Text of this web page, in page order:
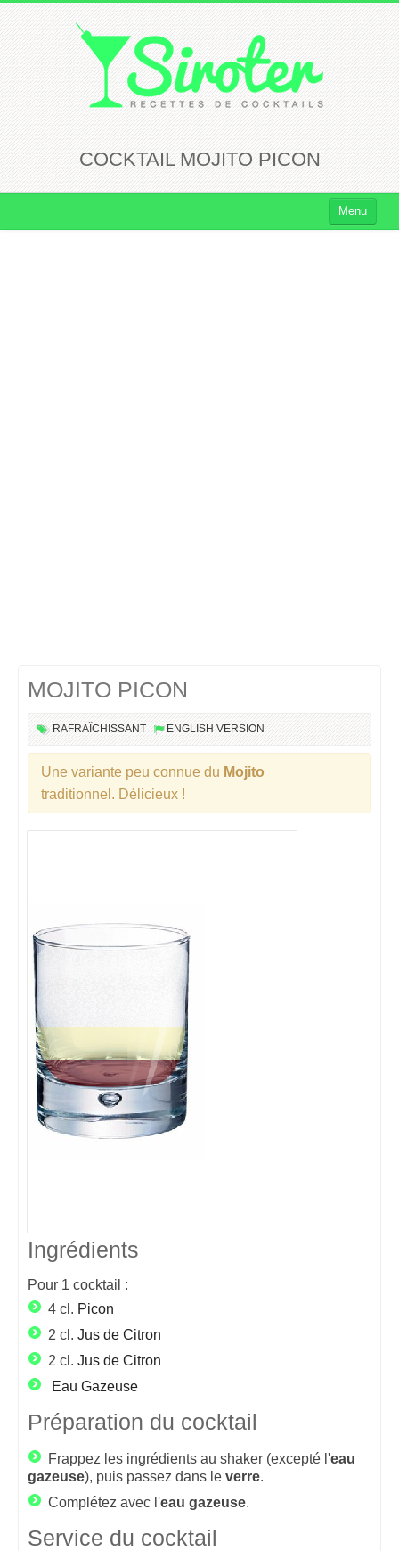
COCKTAIL MOJITO PICON
Menu
MOJITO PICON
RAFRAÎCHISSANT ENGLISH VERSION
Une variante peu connue du Mojito
traditionnel. Délicieux !
Ingrédients
Pour 1 cocktail :
4 cl. Picon
2 cl. Jus de Citron
2 cl. Jus de Citron
Eau Gazeuse
Préparation du cocktail
Frappez les ingrédients au shaker (excepté l'eau
gazeuse), puis passez dans le verre.
Complétez avec l'eau gazeuse.
Service du cocktail